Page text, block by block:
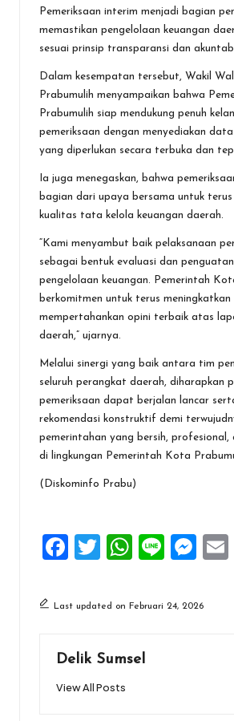
Pemeriksaan interim menjadi bagian
memastikan pengelolaan keuangan
sesuai prinsip transparansi dan
Dalam kesempatan tersebut, Wakil
Prabumulih menyampaikan bahwa
Prabumulih siap mendukung penuh
pemeriksaan dengan menyediakan
yang diperlukan secara terbuka dan
Ia juga menegaskan, bahwa
bagian dari upaya bersama untuk terus
kualitas tata kelola keuangan daerah.
“Kami menyambut baik pelaksanaan
sebagai bentuk evaluasi dan
pengelolaan keuangan. Pemerintah
berkomitmen untuk terus
mempertahankan opini terbaik atas
daerah,” ujarnya.
Melalui sinergi yang baik antara tim
seluruh perangkat daerah, diharapkan
pemeriksaan dapat berjalan lancar
rekomendasi konstruktif demi
pemerintahan yang bersih,
di lingkungan Pemerintah Kota
(Diskominfo Prabu)
F
ce
o
T
tt
W
at
A
Li
e
M
se
Last updated on Februari 24, 2026
Delik Sumsel
View All Posts